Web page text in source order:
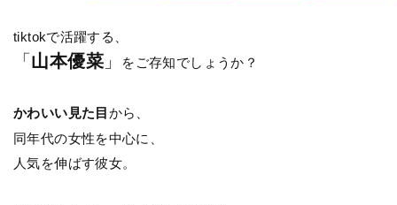
tiktokで活躍する、
「 山本優菜」 をご存知でしょうか？
かわいい見た目 から、
同年代の女性を中心に、
人気を伸ばす彼女。